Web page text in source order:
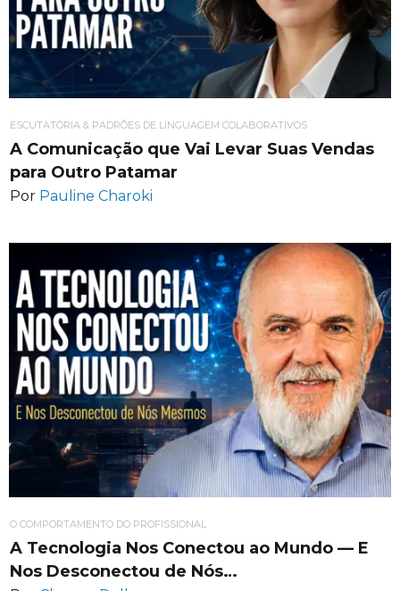
ESCUTATÓRIA & PADRÕES DE LINGUAGEM COLABORATIVOS
A Comunicação que Vai Levar Suas Vendas
para Outro Patamar
Por Pauline Charoki
O COMPORTAMENTO DO PROFISSIONAL
A Tecnologia Nos Conectou ao Mundo — E
Nos Desconectou de Nós…